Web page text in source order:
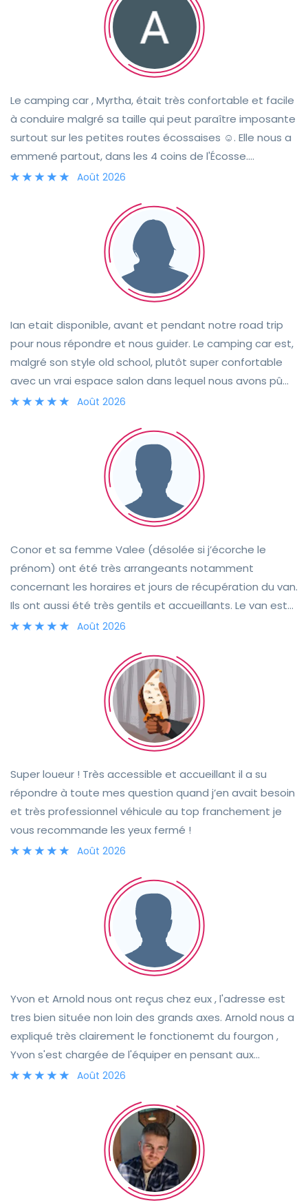
Le camping car , Myrtha, était très confortable et facile
à conduire malgré sa taille qui peut paraître imposante
surtout sur les petites routes écossaises ☺️. Elle nous a
emmené partout, dans les 4 coins de l'Écosse.
L'équipement est plus qu'optimal, nous n'avons
son hôte, a été facile et très convivial. Nous sommes
très heureux de cette belle aventure et découverte de
Août 2026
Ian etait disponible, avant et pendant notre road trip
pour nous répondre et nous guider. Le camping car est,
malgré son style old school, plutôt super confortable
avec un vrai espace salon dans lequel nous avons pû
passer de supers soirées malgré la mauvaise meteo
bouteille, épluché légumes, cafetière à piston et bon
couteau de cuisine. Bref tout y est pour un excellent
séjour. Je vous le recommande.
Août 2026
Conor et sa femme Valee (désolée si j’écorche le
prénom) ont été très arrangeants notamment
concernant les horaires et jours de récupération du van.
Ils ont aussi été très gentils et accueillants. Le van est
super et très fonctionnel. Il contient tout le nécessaire
endroits sauvages sans problème car la batterie tient
bien. Il se conduit facilement et de façon agréable.
Nous recommandons le van sans réserve !!!! Merci
beaucoup pour votre confiance Conor!
Août 2026
Super loueur ! Très accessible et accueillant il a su
répondre à toute mes question quand j’en avait besoin
et très professionnel véhicule au top franchement je
vous recommande les yeux fermé !
Août 2026
Yvon et Arnold nous ont reçus chez eux , l'adresse est
tres bien située non loin des grands axes. Arnold nous a
expliqué très clairement le fonctionemt du fourgon ,
Yvon s'est chargée de l'équiper en pensant aux
moindres détails pratiques qui ont facilité notre
aménagé et dispose de bons rangements. Nous avons
pu fixer notre porte vélos de voiture sur l'attache
remorque du camion. Un excellent séjour grâce à ce
couple très chaleureux et hyper réactif.
Août 2026